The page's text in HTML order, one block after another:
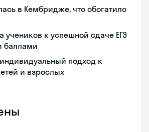
в Кембридже, что обогатило
учеников к успешной сдаче ЕГЭ
баллами
подход к
и взрослых